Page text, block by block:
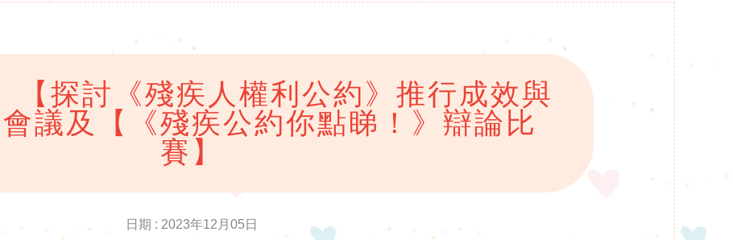
【探討《殘疾人權利公約》推行成效與
議及【《殘疾公約你點睇！》辯論比
賽】
日期 : 2023年12月05日